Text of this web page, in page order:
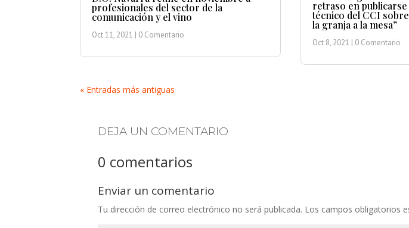
profesionales del sector de la
comunicación y el vino
Oct 11, 2021 | 0 Comentario
retraso en
técnico del CCI
la granja a la mesa”
Oct 8, 2021 | 0 Comentario
« Entradas más antiguas
DEJA UN COMENTARIO
0 comentarios
Enviar un comentario
Tu dirección de correo electrónico no será publicada. Los campos obligatorios